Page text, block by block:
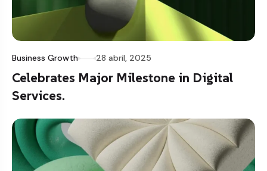
Business Growth 28 abril, 2025
Celebrates Major Milestone in Digital
Services.